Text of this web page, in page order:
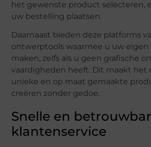
het gewenste product selecteren,
uw bestelling plaatsen.
Daarnaast bieden deze platforms
ontwerptools waarmee u uw
maken, zelfs als u geen grafische
vaardigheden heeft. Dit maakt het
unieke en op maat gemaakte
creëren zonder gedoe.
Snelle en
klantenservice